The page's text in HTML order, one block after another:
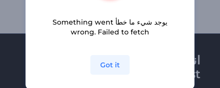
انضم إلى نشرة
Renderforest الإخبارية
يوجد شيء ما خطأ Something went
wrong. Failed to fetch
Got it